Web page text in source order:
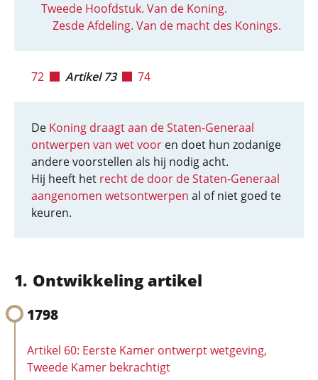
Tweede Hoofdstuk. Van de Koning.
Zesde Afdeling. Van de macht des Konings.
72 Artikel 73 74
De Koning draagt aan de Staten-Generaal
ontwerpen van wet voor en doet hun zodanige
andere voorstellen als hij nodig acht.
Hij heeft het recht de door de Staten-Generaal
aangenomen wetsontwerpen al of niet goed te
keuren.
Ontwikkeling artikel
1798
Artikel 60: Eerste Kamer ontwerpt wetgeving,
Tweede Kamer bekrachtigt